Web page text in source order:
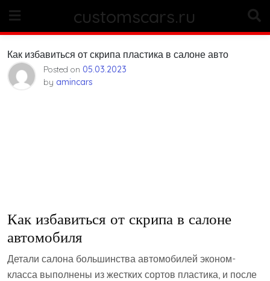
content
customscars.ru
Как избавиться от скрипа пластика в салоне авто
Posted on 05.03.2023
by amincars
Как избавиться от скрипа в салоне
автомобиля
Детали салона большинства автомобилей эконом-
класса выполнены из жестких сортов пластика, и после